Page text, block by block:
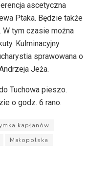
ascetyczna
Ptaka. Będzie także
W tym czasie można
Kulminacyjny
sprawowana o
Jeża.
Tuchowa pieszo.
o godz. 6 rano.
kapłanów
Małopolska